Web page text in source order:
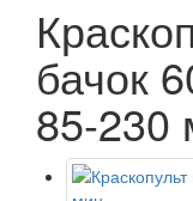
бачок
85-230